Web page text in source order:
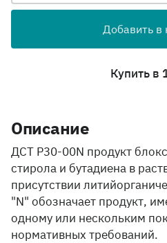
Добавить в
Описание
ДСТ Р30-00N продукт
стирола и бутадиена в
присутствии
"N" обозначает продукт,
одному или нескольким
нормативных требований.